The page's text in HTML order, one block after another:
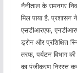
नैनीताल के रामनगर
मिल पाया है.
एसडीआरएफ,
ड्रोन और प्रशिक्षित
तरफ, पर्यटन विभाग
का पंजीकरण निरस्त